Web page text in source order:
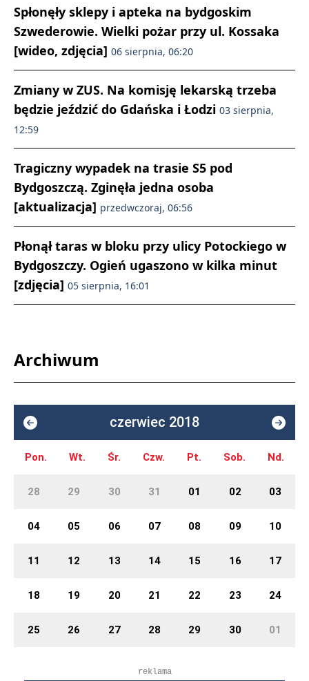
Spłonęły sklepy i apteka na bydgoskim
Szwederowie. Wielki pożar przy ul. Kossaka
[wideo, zdjęcia] 06 sierpnia, 06:20
Zmiany w ZUS. Na komisję lekarską trzeba
będzie jeździć do Gdańska i Łodzi 03 sierpnia,
12:59
Tragiczny wypadek na trasie S5 pod
Bydgoszczą. Zginęła jedna osoba
[aktualizacja] przedwczoraj, 06:56
Płonął taras w bloku przy ulicy Potockiego w
Bydgoszczy. Ogień ugaszono w kilka minut
[zdjęcia] 05 sierpnia, 16:01
Archiwum
czerwiec 2018
Pon. Wt. Śr. Czw. Pt. Sob. Nd.
28 29 30 31 01 02 03
04 05 06 07 08 09 10
11 12 13 14 15 16 17
18 19 20 21 22 23 24
25 26 27 28 29 30 01
reklama